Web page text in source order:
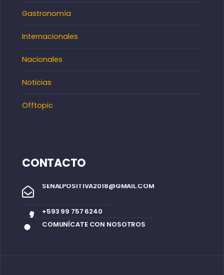
Gastronomía
Internacionales
Nacionales
Noticias
Offtopic
CONTACTO
SENALPOSITIVA2018@GMAIL.COM
+593 99 757 6240
COMUNÍCATE CON NOSOTROS